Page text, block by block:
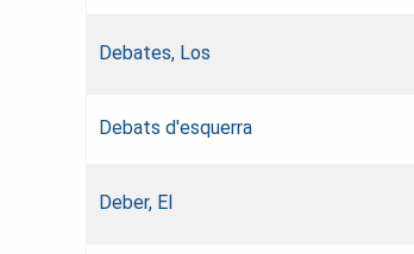
Debates, Los
Debats d'esquerra
Deber, El